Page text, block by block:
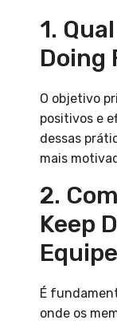
1.
Doing
O objetivo
positivos e
dessas
mais
2.
Keep
É
onde os